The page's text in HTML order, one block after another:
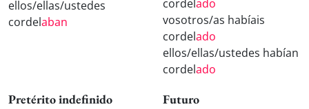
ellos/ellas/ustedes
cordelaban
cordelado
vosotros/as habíais
cordelado
ellos/ellas/ustedes habían
cordelado
Pretérito indefinido Futuro